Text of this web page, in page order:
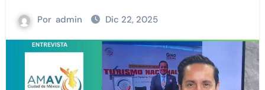
Por admin Dic 22, 2025